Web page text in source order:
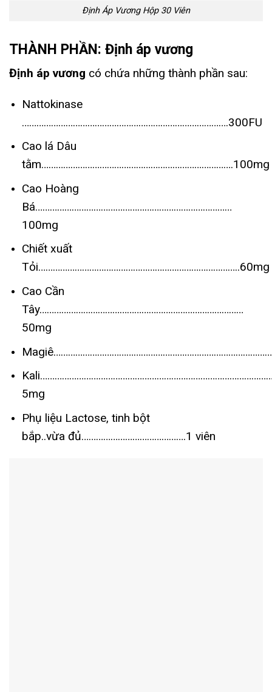
Định Áp Vương Hộp 30 Viên
THÀNH PHẦN: Định áp vương
Định áp vương có chứa những thành phần sau:
Nattokinase
………………………………………………………………………….300FU
Cao lá Dâu
tằm…………………………………………………………………….100mg
Cao Hoàng
Bá………………………………………………………………………
100mg
Chiết xuất
Tỏi………………………………………………………………………..60mg
Cao Cần
Tây…………………………………………………………………………
50mg
5mg
Phụ liệu Lactose, tinh bột
bắp..vừa đủ…………………………………….1 viên